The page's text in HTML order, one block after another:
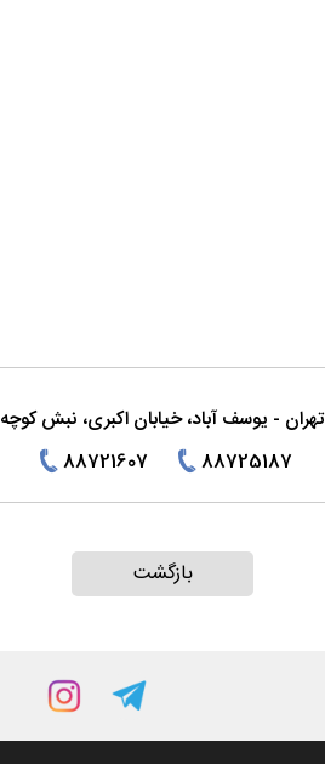
تهران - یوسف آباد، خیابان اکبری، نبش کوچه 25
88725187
J
88721607
J